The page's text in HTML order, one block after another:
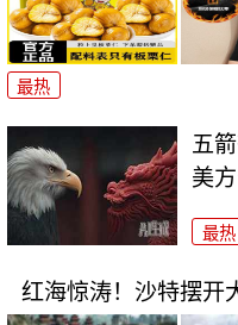
最热
五
美
最热
红海惊涛！沙特摆开